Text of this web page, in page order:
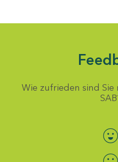
Wie zufrieden sind